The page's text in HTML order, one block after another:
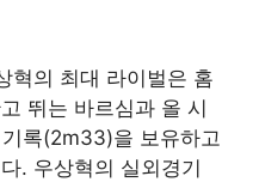
혁의 최대 라이벌은 홈
뛰는 바르심과 올 시
록(2m33)을 보유하고
. 우상혁의 실외경기